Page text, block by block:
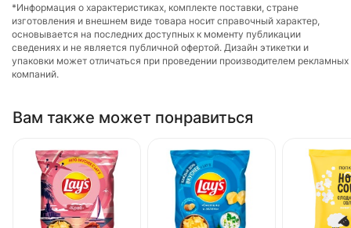
*Информация о характеристиках, комплекте поставки, стране
изготовления и внешнем виде товара носит справочный характер,
основывается на последних доступных к моменту публикации
сведениях и не является публичной офертой. Дизайн этикетки и
упаковки может отличаться при проведении производителем рекламных
компаний.
Вам также может понравиться